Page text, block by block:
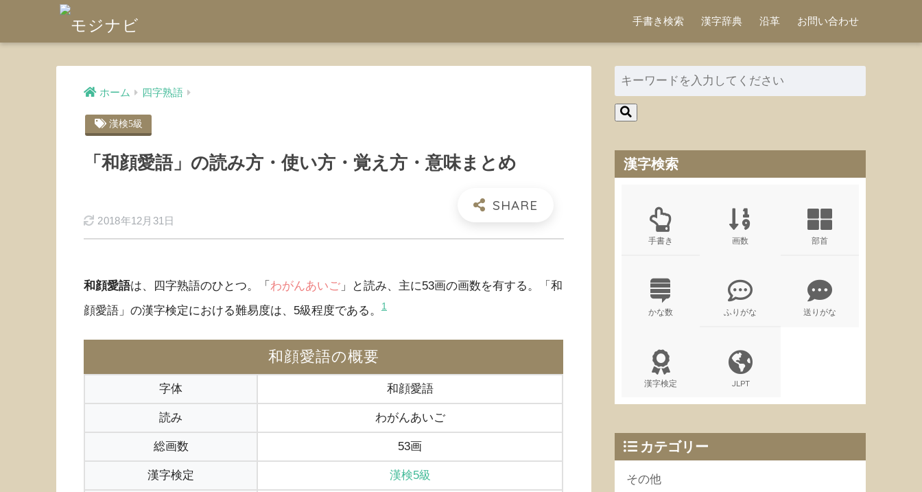
手書き検索 漢字辞典 沿革 お問い合わせ
ホーム 四字熟語
漢検5級
「和顔愛語」の読み方・使い方・覚え方・意味まとめ
2018年12月31日
和顔愛語は、四字熟語のひとつ。「 わがんあいご 」と読み、主に53画の画数を有する。「和
顔愛語」の漢字検定における難易度は、5級程度である。
1
和顔愛語の概要
字体 和顔愛語
読み わがんあいご
総画数 53画
漢字検定 漢検5級
漢字検索
手書き 画数 部首
かな数 ふりがな 送りがな
漢字検定 JLPT
カテゴリー
その他